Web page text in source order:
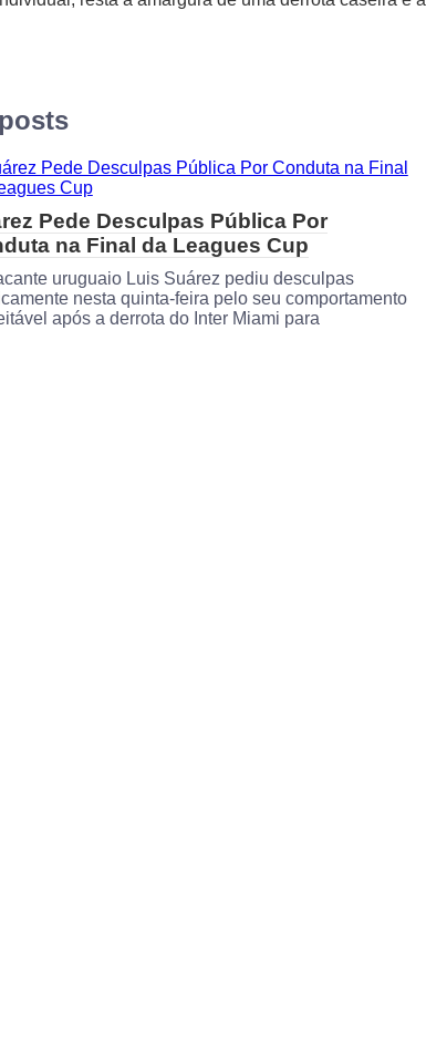
Pede Desculpas Pública Por
na Final da Leagues Cup
uruguaio Luis Suárez pediu desculpas
nesta quinta-feira pelo seu comportamento
após a derrota do Inter Miami para